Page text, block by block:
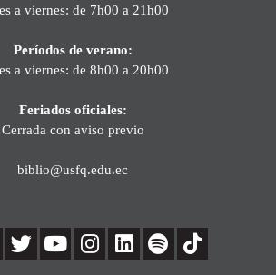
a viernes: de 7h00 a 21h00
Períodos de verano:
a viernes: de 8h00 a 20h00
Feriados oficiales:
Cerrada con aviso previo
biblio@usfq.edu.ec